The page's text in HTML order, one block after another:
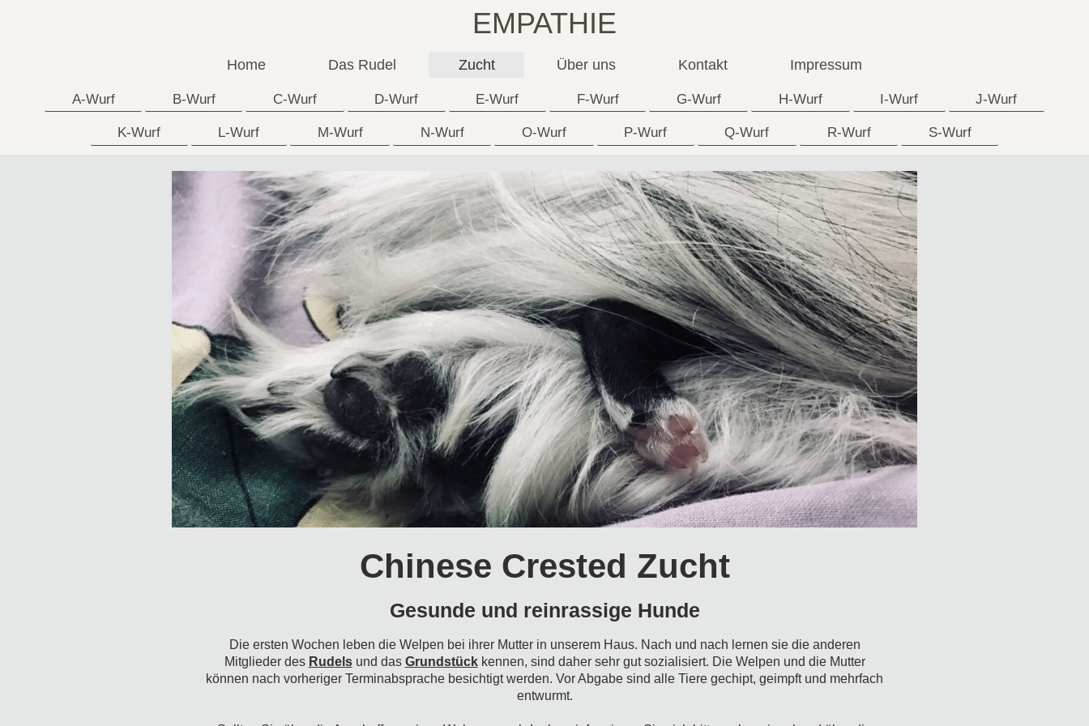
EMPATHIE
Home Das Rudel Zucht Über uns Kontakt Impressum
A-Wurf B-Wurf C-Wurf D-Wurf E-Wurf F-Wurf G-Wurf H-Wurf I-Wurf J-Wurf
K-Wurf L-Wurf M-Wurf N-Wurf O-Wurf P-Wurf Q-Wurf R-Wurf S-Wurf
Chinese Crested Zucht
Gesunde und reinrassige Hunde
Die ersten Wochen leben die Welpen bei ihrer Mutter in unserem Haus. Nach und nach lernen sie die anderen
Mitglieder des Rudelsund das Grundstückkennen, sind daher sehr gut sozialisiert. Die Welpen und die Mutter
können nach vorheriger Terminabsprache besichtigt werden. Vor Abgabe sind alle Tiere gechipt, geimpft und mehrfach
entwurmt.